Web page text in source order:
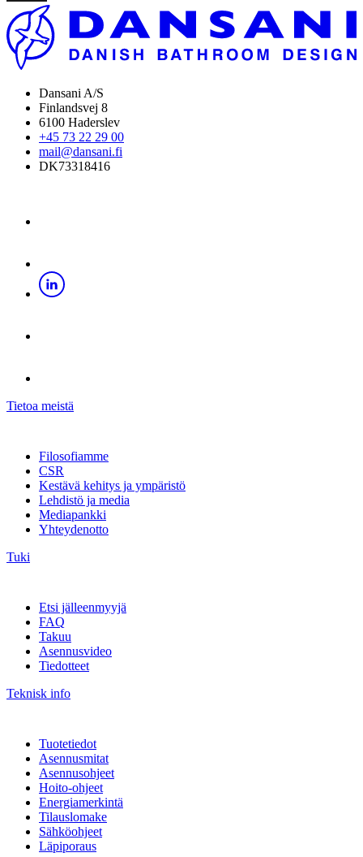
Dansani A/S
Finlandsvej 8
6100 Haderslev
+45 73 22 29 00
mail@dansani.fi
DK73318416
Tietoa meistä
Filosofiamme
CSR
Kestävä kehitys ja ympäristö
Lehdistö ja media
Mediapankki
Yhteydenotto
Tuki
Etsi jälleenmyyjä
FAQ
Takuu
Asennusvideo
Tiedotteet
Teknisk info
Tuotetiedot
Asennusmitat
Asennusohjeet
Hoito-ohjeet
Energiamerkintä
Tilauslomake
Sähköohjeet
Läpiporaus